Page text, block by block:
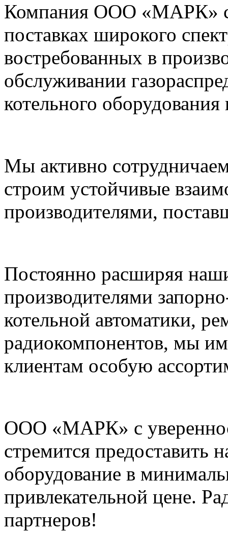
Компания ООО «МАРК» с
поставках широкого
востребованных в
обслуживании
котельного оборудования
Мы активно
строим устойчивые
производителями,
Постоянно расширяя
производителями
котельной автоматики,
радиокомпонентов, мы
клиентам особую
ООО «МАРК» с
стремится предоставить
оборудование в
привлекательной цене.
партнеров!